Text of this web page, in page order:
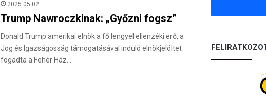
2025.05.02.
Trump Nawroczkinak: „Győzni fogsz”
Donald Trump amerikai elnök a fő lengyel ellenzéki erő, a
Jog és Igazságosság támogatásával induló elnökjelöltet
fogadta a Fehér Ház…